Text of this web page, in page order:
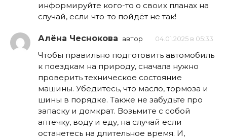
информируйте кого-то о своих планах на
случай, если что-то пойдёт не так!
Алёна Чеснокова автор 04.01.2025 в 05:33
Чтобы правильно подготовить автомобиль
к поездкам на природу, сначала нужно
проверить техническое состояние
машины. Убедитесь, что масло, тормоза и
шины в порядке. Также не забудьте про
запаску и домкрат. Возьмите с собой
аптечку, воду и еду, на случай если
останетесь на длительное время. И,